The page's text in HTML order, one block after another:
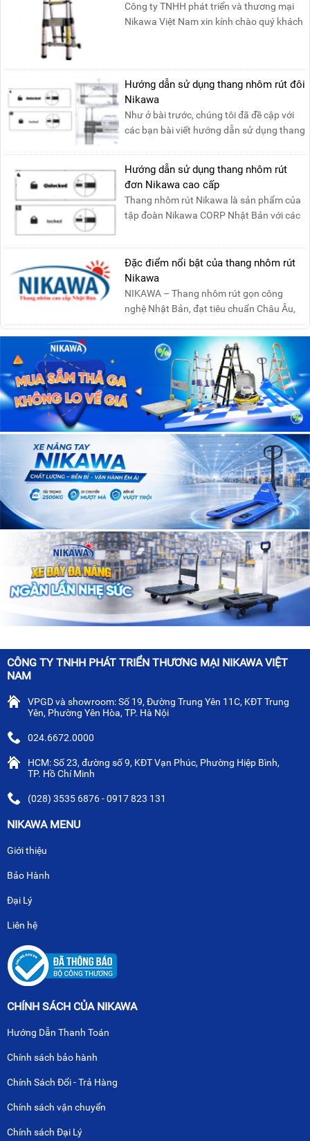
Công ty TNHH phát triển và thương mại
Nikawa Việt Nam xin kính chào quý khách
Hướng dẫn sử dụng thang nhôm rút đôi
Nikawa
Như ở bài trước, chúng tôi đã đề cập với
các bạn bài viết hướng dẫn sử dụng thang
Hướng dẫn sử dụng thang nhôm rút
đơn Nikawa cao cấp
Thang nhôm rút Nikawa là sản phẩm của
tập đoàn Nikawa CORP Nhật Bản với các
Đặc điểm nổi bật của thang nhôm rút
Nikawa
NIKAWA – Thang nhôm rút gọn công
nghệ Nhật Bản, đạt tiêu chuẩn Châu Âu,
đảm bảo sự an toàn tuy....
CÔNG TY TNHH PHÁT TRIỂN THƯƠNG MẠI NIKAWA VIỆT
NAM
VPGD và showroom: Số 19, Đường Trung Yên 11C, KĐT Trung
Yên, Phường Yên Hòa, TP. Hà Nội
024.6672.0000
HCM: Số 23, đường số 9, KĐT Vạn Phúc, Phường Hiệp Bình,
TP. Hồ Chí Minh
(028) 3535 6876 - 0917 823 131
NIKAWA MENU
Giới thiệu
Bảo Hành
Đại Lý
Liên hệ
CHÍNH SÁCH CỦA NIKAWA
Hướng Dẫn Thanh Toán
Chính sách bảo hành
Chính Sách Đổi - Trả Hàng
Chính sách vận chuyển
Chính sách Đại Lý